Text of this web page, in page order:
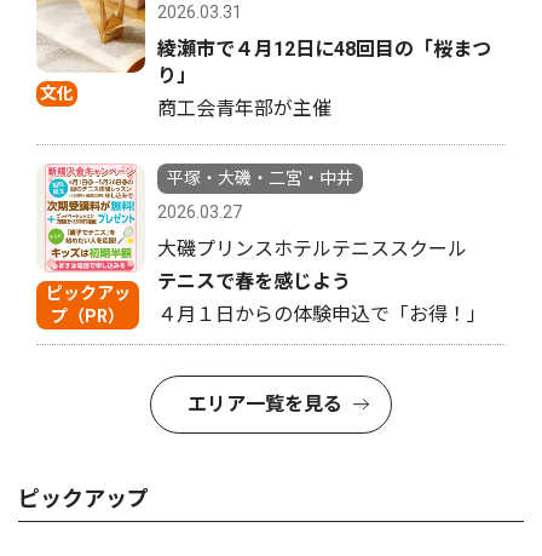
文化
2026.03.31
綾瀬市で４月12日に48回目の「桜まつ
り」
商工会青年部が主催
ピックアッ
プ（PR）
平塚・大磯・二宮・中井
2026.03.27
大磯プリンスホテルテニススクール
テニスで春を感じよう
４月１日からの体験申込で「お得！」
エリア一覧を見る
ピックアップ